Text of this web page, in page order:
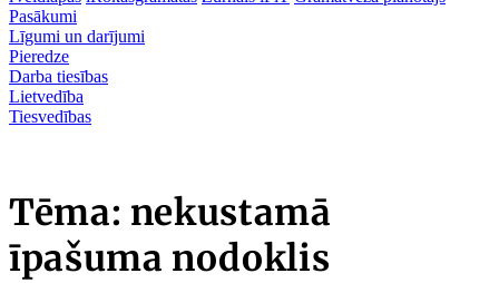
Pasākumi
Līgumi un darījumi
Pieredze
Darba tiesības
Lietvedība
Tiesvedības
Tēma: nekustamā
īpašuma nodoklis